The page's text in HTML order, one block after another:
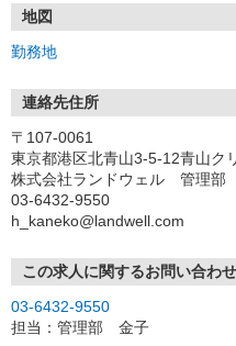
地図
勤務地
連絡先住所
〒107-0061
東京都港区北青山3-5-12青山ク
株式会社ランドウェル 管理部
03-6432-9550
h_kaneko@landwell.com
この求人に関するお問い合わせ
03-6432-9550
担当：管理部 金子